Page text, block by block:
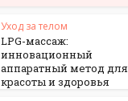
Уход за телом
LPG-массаж:
инновационный
аппаратный метод для
красоты и здоровья